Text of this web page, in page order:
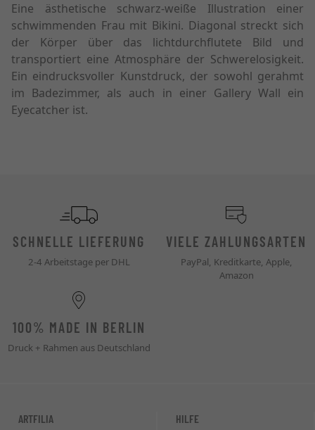
Eine ästhetische schwarz-weiße Illustration einer
schwimmenden Frau mit Bikini. Diagonal streckt sich
der Körper über das lichtdurchflutete Bild und
transportiert eine Atmosphäre der Schwerelosigkeit.
Ein eindrucksvoller Kunstdruck, der sowohl gerahmt
im Badezimmer, als auch in einer Gallery Wall ein
Eyecatcher ist.
SCHNELLE LIEFERUNG
2-4 Arbeitstage per DHL
VIELE ZAHLUNGSARTEN
PayPal, Kreditkarte, Apple,
Amazon
100% MADE IN BERLIN
Druck + Rahmen aus Deutschland
ARTFILIA HILFE